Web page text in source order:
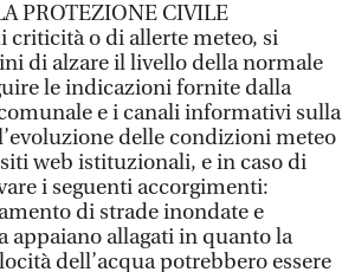
PROTEZIONE CIVILE
criticità o di allerte meteo, si
di alzare il livello della normale
le indicazioni fornite dalla
e i canali informativi sulla
delle condizioni meteo
web istituzionali, e in caso di
i seguenti accorgimenti:
di strade inondate e
appaiano allagati in quanto la
dell’acqua potrebbero essere